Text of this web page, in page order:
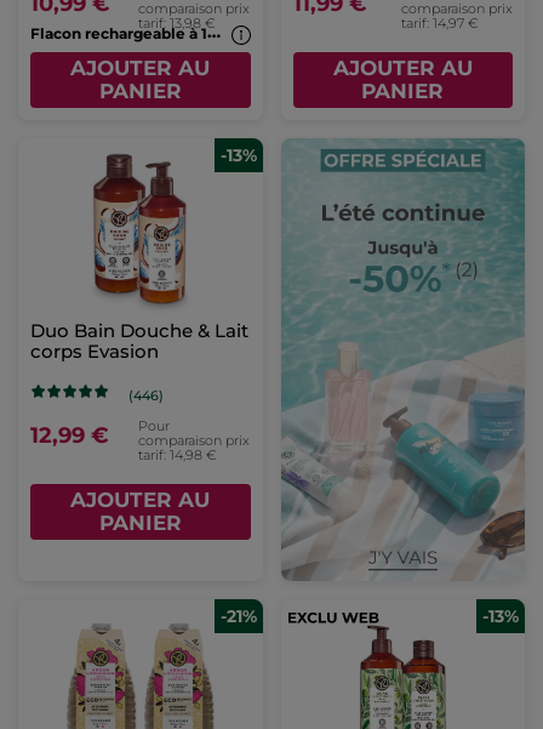
comparaison prix
tarif: 13,98 €F
lacon rechargeable à 1€*(7b)
AJOUTER AU
PANIER
comparaison prix
tarif: 14,97 €
AJOUTER AU
PANIER
-13%
Duo Bain Douche & Lait
corps Evasion
(446)
12,99 €
Pour
comparaison prix
tarif: 14,98 €
AJOUTER AU
PANIER
-21% -13%